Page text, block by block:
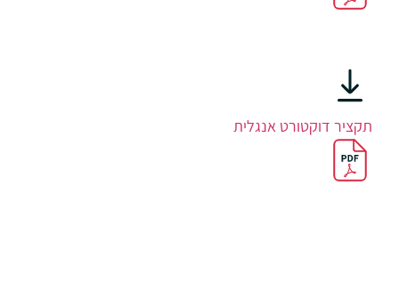
תקציר דוקטורט אנגלית